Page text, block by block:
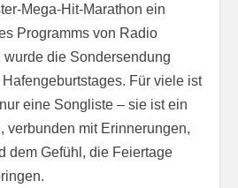
Mega-Hit-Marathon ein
Programms von Radio
wurde die Sondersendung
Für viele ist
eine Songliste – sie ist ein
verbunden mit Erinnerungen,
dem Gefühl, die Feiertage